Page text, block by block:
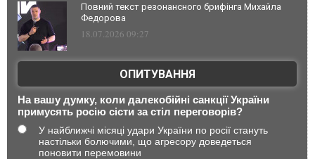
Повний текст резонансного брифінга Михайла
Федорова
18.07.2026 09:27
ОПИТУВАННЯ
На вашу думку, коли далекобійні санкції України
примусять росію сісти за стіл переговорів?
У найближчі місяці удари України по росії стануть
настільки болючими, що агресору доведеться
поновити перемовини